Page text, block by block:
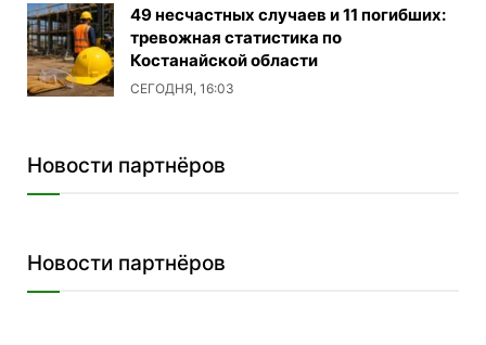
49 несчастных случаев и 11 погибших:
тревожная статистика по
Костанайской области
СЕГОДНЯ, 16:03
Новости партнёров
Новости партнёров